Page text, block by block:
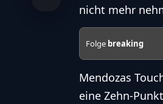
nicht mehr
Folge breaking
Mendozas
eine Zehn-